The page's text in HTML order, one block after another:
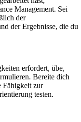
Management. Sei
der
der Ergebnisse, die du
erfordert, übe,
Bereite dich
Fähigkeit zur
testen.